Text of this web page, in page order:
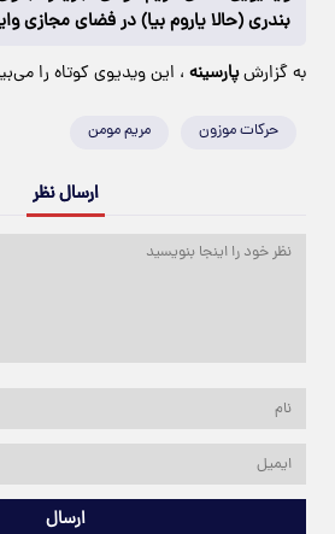
بندری (حالا یاروم بیا) در فضای مجازی
به گزارشپارسینه ، این ویدیوی کوتاه را
حرکات موزون مریم مومن
ارسال نظر
ارسال